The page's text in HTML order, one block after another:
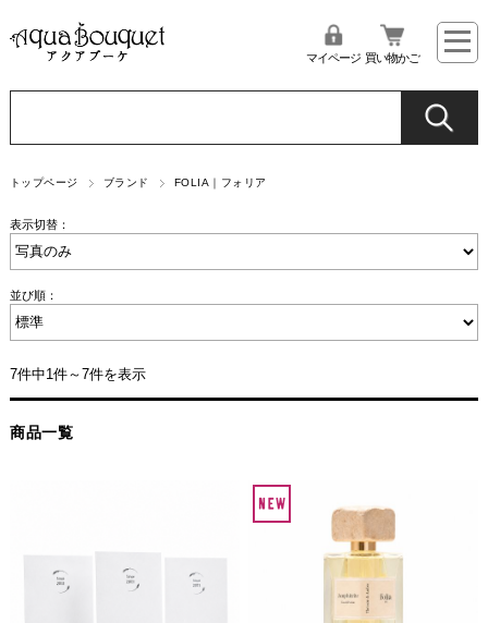
マイページ 買い物かご
トップページ ブランド FOLIA｜フォリア
表示切替：
並び順：
7件中1件～7件を表示
商品一覧